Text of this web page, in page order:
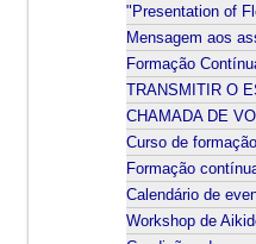
"Presentation of
Mensagem aos
Formação
TRANSMITIR O
CHAMADA DE
Curso de
Formação
Calendário de
Workshop de